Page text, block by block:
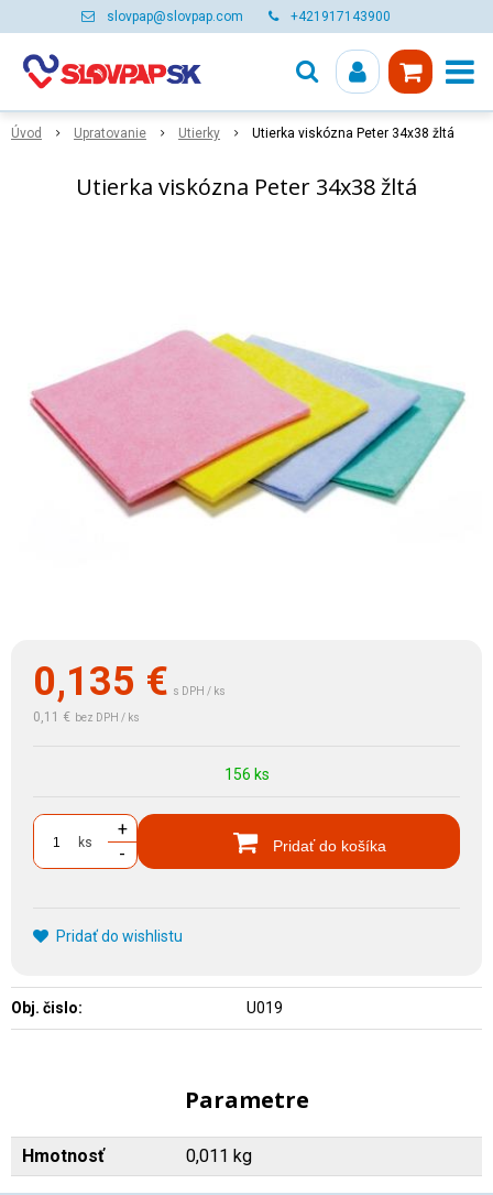
slovpap@slovpap.com +421917143900
Úvod Upratovanie Utierky Utierka viskózna Peter 34x38 žltá
Utierka viskózna Peter 34x38 žltá
0,135 € s DPH / ks
0,11 € bez DPH / ks
156 ks
ks
+
-
Pridať do košíka
Pridať do wishlistu
Obj. čislo: U019
Parametre
Hmotnosť 0,011 kg